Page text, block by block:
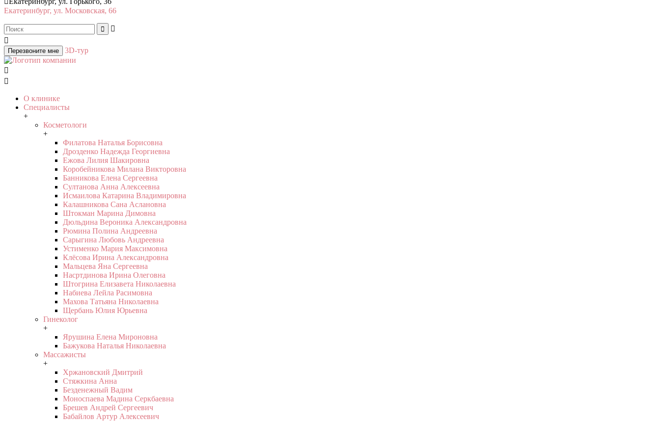
Екатеринбург, ул. Московская, 66



Перезвоните мне 3D-тур


О клинике
Специалисты
+
Косметологи
+
Филатова Наталья Борисовна
Дрозденко Надежда Георгиевна
Ежова Лилия Шакировна
Коробейникова Милана Викторовна
Банникова Елена Сергеевна
Султанова Анна Алексеевна
Исмаилова Катарина Владимировна
Калашникова Сана Аслановна
Штокман Марина Димовна
Дюльдина Вероника Александровна
Рюмина Полина Андреевна
Сарыгина Любовь Андреевна
Устименко Мария Максимовна
Клёсова Ирина Александровна
Мальцева Яна Сергеевна
Насртдинова Ирина Олеговна
Штогрина Елизавета Николаевна
Набиева Лейла Расимовна
Махова Татьяна Николаевна
Щербань Юлия Юрьевна
Гинеколог
+
Ярушина Елена Мироновна
Бажукова Наталья Николаевна
Массажисты
+
Хржановский Дмитрий
Стяжкина Анна
Безденежный Вадим
Моноспаева Мадина Серкбаевна
Брешев Андрей Сергеевич
Бабайлов Артур Алексеевич